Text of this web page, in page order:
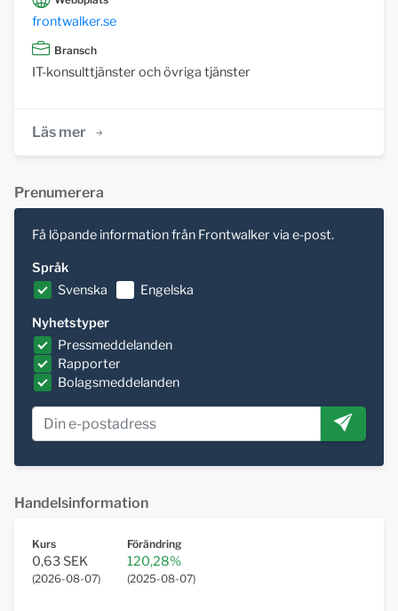
frontwalker.se
Bransch
IT-konsulttjänster och övriga tjänster
Läs mer
Prenumerera
Få löpande information från Frontwalker via e-post.
Språk
Svenska
Engelska
Nyhetstyper
Pressmeddelanden
Rapporter
Bolagsmeddelanden
Handelsinformation
Kurs
0,63 SEK
(2026-08-07)
Förändring
120,28%
(2025-08-07)